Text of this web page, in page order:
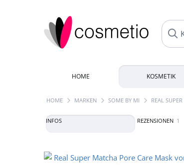
HOME KOSMETIK
HOME MARKEN SOME BY MI REAL
INFOS REZENSIONEN 1